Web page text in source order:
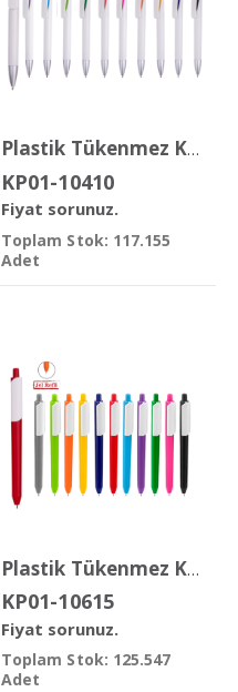
Plastik Tükenmez Kalem
KP01-10410
Fiyat sorunuz.
Toplam Stok: 117.155
Adet
Plastik Tükenmez Kalem ( Jel Refil )
KP01-10615
Fiyat sorunuz.
Toplam Stok: 125.547
Adet